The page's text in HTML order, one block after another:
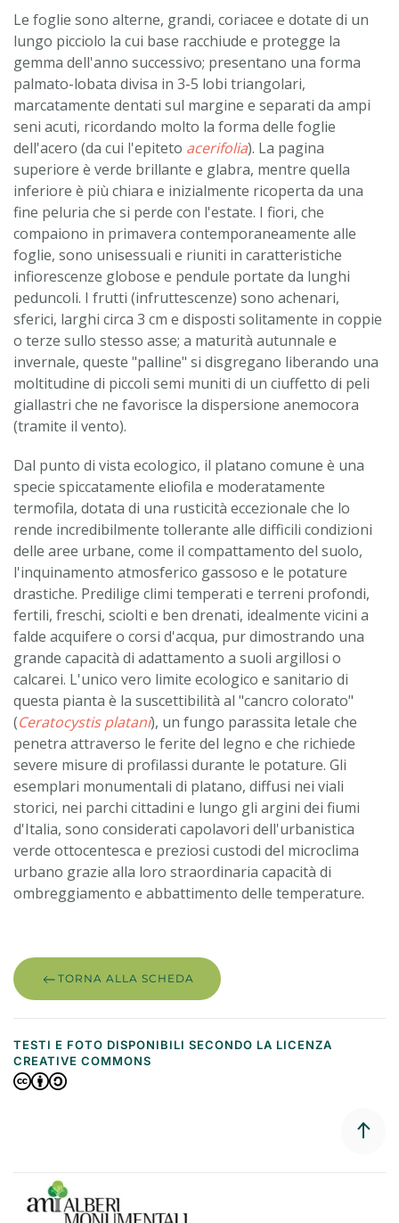
Le foglie sono alterne, grandi, coriacee e dotate di un
lungo picciolo la cui base racchiude e protegge la
gemma dell'anno successivo; presentano una forma
palmato-lobata divisa in 3-5 lobi triangolari,
marcatamente dentati sul margine e separati da ampi
seni acuti, ricordando molto la forma delle foglie
dell'acero (da cui l'epiteto acerifolia). La pagina
superiore è verde brillante e glabra, mentre quella
inferiore è più chiara e inizialmente ricoperta da una
fine peluria che si perde con l'estate. I fiori, che
compaiono in primavera contemporaneamente alle
foglie, sono unisessuali e riuniti in caratteristiche
infiorescenze globose e pendule portate da lunghi
peduncoli. I frutti (infruttescenze) sono achenari,
sferici, larghi circa 3 cm e disposti solitamente in coppie
o terze sullo stesso asse; a maturità autunnale e
invernale, queste "palline" si disgregano liberando una
moltitudine di piccoli semi muniti di un ciuffetto di peli
giallastri che ne favorisce la dispersione anemocora
(tramite il vento).
Dal punto di vista ecologico, il platano comune è una
specie spiccatamente eliofila e moderatamente
termofila, dotata di una rusticità eccezionale che lo
rende incredibilmente tollerante alle difficili condizioni
delle aree urbane, come il compattamento del suolo,
l'inquinamento atmosferico gassoso e le potature
drastiche. Predilige climi temperati e terreni profondi,
fertili, freschi, sciolti e ben drenati, idealmente vicini a
falde acquifere o corsi d'acqua, pur dimostrando una
grande capacità di adattamento a suoli argillosi o
calcarei. L'unico vero limite ecologico e sanitario di
questa pianta è la suscettibilità al "cancro colorato"
(Ceratocystis platani), un fungo parassita letale che
penetra attraverso le ferite del legno e che richiede
severe misure di profilassi durante le potature. Gli
esemplari monumentali di platano, diffusi nei viali
storici, nei parchi cittadini e lungo gli argini dei fiumi
d'Italia, sono considerati capolavori dell'urbanistica
verde ottocentesca e preziosi custodi del microclima
urbano grazie alla loro straordinaria capacità di
ombreggiamento e abbattimento delle temperature.
TORNA ALLA SCHEDA
TESTI E FOTO DISPONIBILI SECONDO LA LICENZA
CREATIVE COMMONS